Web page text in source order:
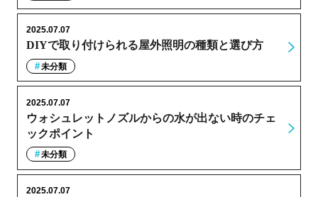
DIYで取り付けられる屋外照明の種類と選び方
2025.07.07
未分類
ウォシュレットノズルからの水が出ない時のチェ
ックポイント
2025.07.07
未分類
2025.07.07